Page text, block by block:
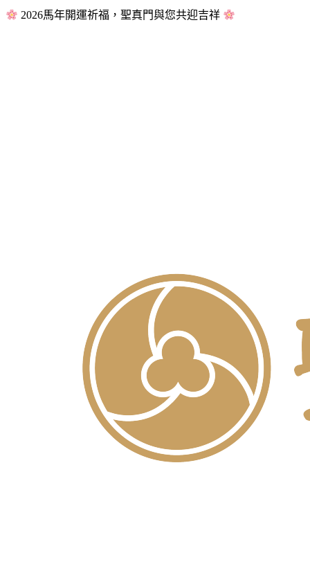
2026馬年開運祈福，聖真門與您共迎吉祥